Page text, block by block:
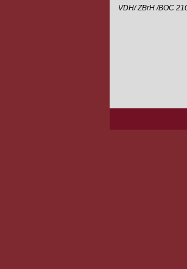
VDH/ ZBrH /BOC